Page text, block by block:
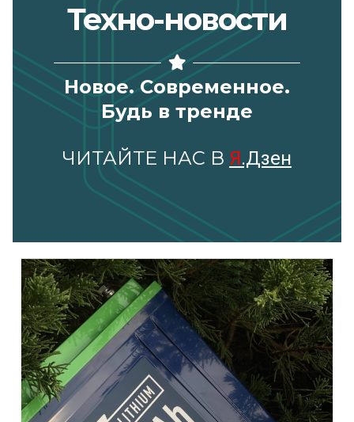
Техно-новости
Новое. Современное.
Будь в тренде
ЧИТАЙТЕ НАС В Я.Дзен